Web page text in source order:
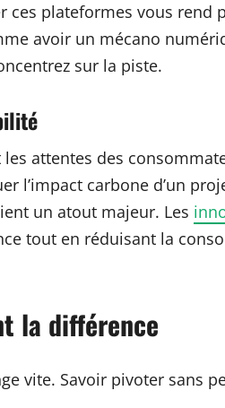
ces plateformes vous
avoir un mécano
sur la piste.
attentes des
l’impact carbone d’un
un atout majeur. Les
tout en réduisant la
la différence
vite. Savoir pivoter sans